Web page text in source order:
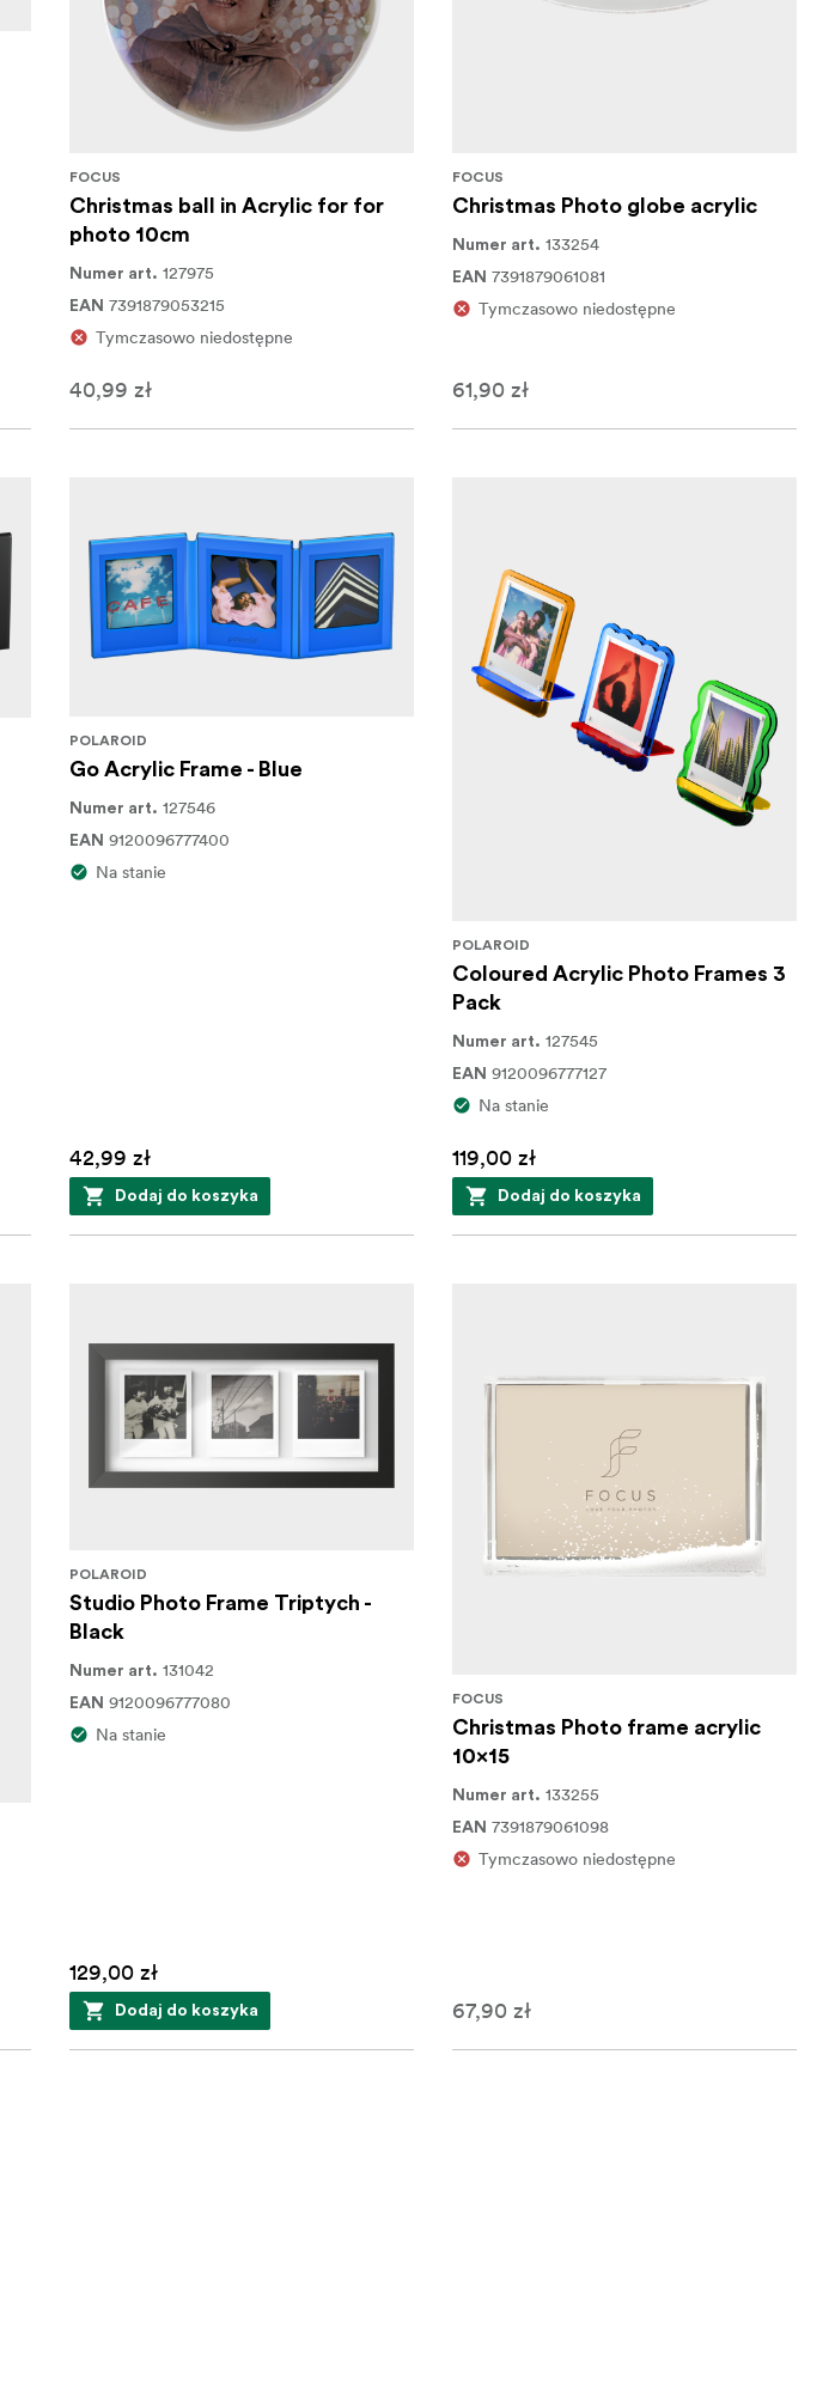
FOCUS
Christmas ball in Acrylic for for
photo 10cm
Numer art. 127975
EAN 7391879053215
Tymczasowo niedostępne
40,99 zł
FOCUS
Christmas Photo globe acrylic
Numer art. 133254
EAN 7391879061081
Tymczasowo niedostępne
61,90 zł
POLAROID
Go Acrylic Frame - Blue
Numer art. 127546
EAN 9120096777400
Na stanie
42,99 zł
Dodaj do koszyka
POLAROID
Coloured Acrylic Photo Frames 3
Pack
Numer art. 127545
EAN 9120096777127
Na stanie
119,00 zł
Dodaj do koszyka
POLAROID
Studio Photo Frame Triptych -
Black
Numer art. 131042
EAN 9120096777080
Na stanie
129,00 zł
Dodaj do koszyka
FOCUS
Christmas Photo frame acrylic
10x15
Numer art. 133255
EAN 7391879061098
Tymczasowo niedostępne
67,90 zł